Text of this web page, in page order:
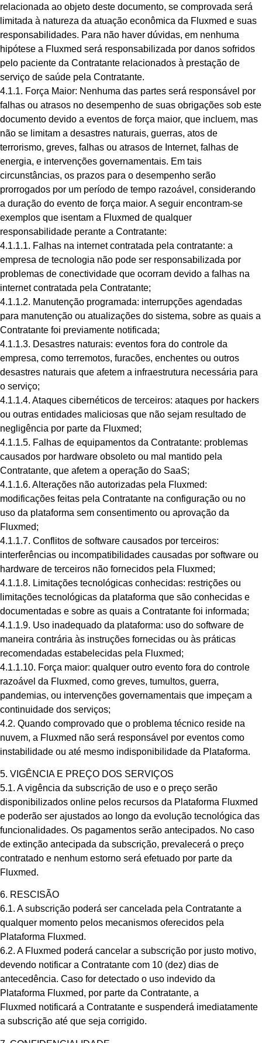
relacionada ao objeto deste documento, se comprovada será
limitada à natureza da atuação econômica da Fluxmed e suas
responsabilidades. Para não haver dúvidas, em nenhuma
hipótese a Fluxmed será responsabilizada por danos sofridos
pelo paciente da Contratante relacionados à prestação de
serviço de saúde pela Contratante.
4.1.1. Força Maior: Nenhuma das partes será responsável por
falhas ou atrasos no desempenho de suas obrigações sob este
documento devido a eventos de força maior, que incluem, mas
não se limitam a desastres naturais, guerras, atos de
terrorismo, greves, falhas ou atrasos de Internet, falhas de
energia, e intervenções governamentais. Em tais
circunstâncias, os prazos para o desempenho serão
prorrogados por um período de tempo razoável, considerando
a duração do evento de força maior. A seguir encontram-se
exemplos que isentam a Fluxmed de qualquer
responsabilidade perante a Contratante:
4.1.1.1. Falhas na internet contratada pela contratante: a
empresa de tecnologia não pode ser responsabilizada por
problemas de conectividade que ocorram devido a falhas na
internet contratada pela Contratante;
4.1.1.2. Manutenção programada: interrupções agendadas
para manutenção ou atualizações do sistema, sobre as quais a
Contratante foi previamente notificada;
4.1.1.3. Desastres naturais: eventos fora do controle da
empresa, como terremotos, furacões, enchentes ou outros
desastres naturais que afetem a infraestrutura necessária para
o serviço;
4.1.1.4. Ataques cibernéticos de terceiros: ataques por hackers
ou outras entidades maliciosas que não sejam resultado de
negligência por parte da Fluxmed;
4.1.1.5. Falhas de equipamentos da Contratante: problemas
causados por hardware obsoleto ou mal mantido pela
Contratante, que afetem a operação do SaaS;
4.1.1.6. Alterações não autorizadas pela Fluxmed:
modificações feitas pela Contratante na configuração ou no
uso da plataforma sem consentimento ou aprovação da
Fluxmed;
4.1.1.7. Conflitos de software causados por terceiros:
interferências ou incompatibilidades causadas por software ou
hardware de terceiros não fornecidos pela Fluxmed;
4.1.1.8. Limitações tecnológicas conhecidas: restrições ou
limitações tecnológicas da plataforma que são conhecidas e
documentadas e sobre as quais a Contratante foi informada;
4.1.1.9. Uso inadequado da plataforma: uso do software de
maneira contrária às instruções fornecidas ou às práticas
recomendadas estabelecidas pela Fluxmed;
4.1.1.10. Força maior: qualquer outro evento fora do controle
razoável da Fluxmed, como greves, tumultos, guerra,
pandemias, ou intervenções governamentais que impeçam a
continuidade dos serviços;
4.2. Quando comprovado que o problema técnico reside na
nuvem, a Fluxmed não será responsável por eventos como
instabilidade ou até mesmo indisponibilidade da Plataforma.
5. VIGÊNCIA E PREÇO DOS SERVIÇOS
5.1. A vigência da subscrição de uso e o preço serão
disponibilizados online pelos recursos da Plataforma Fluxmed
e poderão ser ajustados ao longo da evolução tecnológica das
funcionalidades. Os pagamentos serão antecipados. No caso
de extinção antecipada da subscrição, prevalecerá o preço
contratado e nenhum estorno será efetuado por parte da
Fluxmed.
6. RESCISÃO
6.1. A subscrição poderá ser cancelada pela Contratante a
qualquer momento pelos mecanismos oferecidos pela
Plataforma Fluxmed.
6.2. A Fluxmed poderá cancelar a subscrição por justo motivo,
devendo notificar a Contratante com 10 (dez) dias de
antecedência. Caso for detectado o uso indevido da
Plataforma Fluxmed, por parte da Contratante, a
Fluxmed notificará a Contratante e suspenderá imediatamente
a subscrição até que seja corrigido.